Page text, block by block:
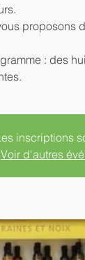
proposons
: des
inscriptions
Voir d'autres